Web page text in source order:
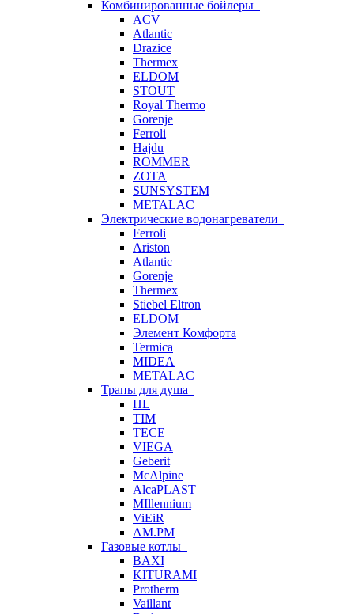
Комбинированные бойлеры
ACV
Atlantic
Drazice
Thermex
ELDOM
STOUT
Royal Thermo
Gorenje
Ferroli
Hajdu
ROMMER
ZOTA
SUNSYSTEM
METALAC
Электрические водонагреватели
Ferroli
Ariston
Atlantic
Gorenje
Thermex
Stiebel Eltron
ELDOM
Элемент Комфорта
Termica
MIDEA
METALAC
Трапы для душа
HL
TIM
TECE
VIEGA
Geberit
McAlpine
AlcaPLAST
MIllennium
ViEiR
AM.PM
Газовые котлы
BAXI
KITURAMI
Protherm
Vaillant